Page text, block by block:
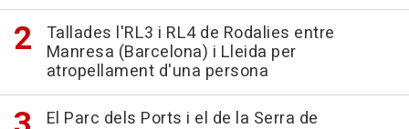
Tallades l'RL3 i RL4 de Rodalies entre
Manresa (Barcelona) i Lleida per
atropellament d'una persona
El Parc dels Ports i el de la Serra de